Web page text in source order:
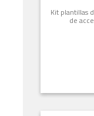
Kit plantillas
de